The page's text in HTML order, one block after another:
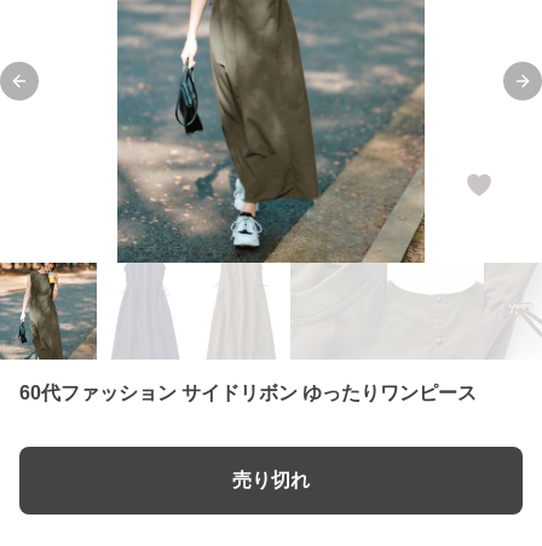
Previous slide
60代ファッション サイドリボン ゆったりワンピース
売り切れ